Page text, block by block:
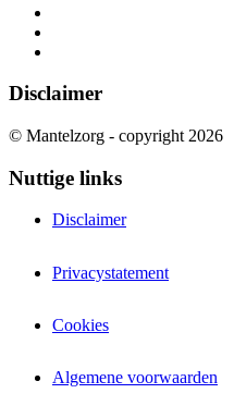
Disclaimer
© Mantelzorg - copyright 2026
Nuttige links
Disclaimer
Privacystatement
Cookies
Algemene voorwaarden